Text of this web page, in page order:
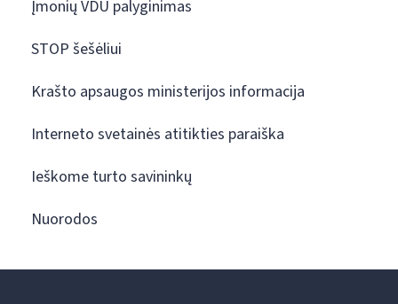
Įmonių VDU palyginimas
STOP šešėliui
Krašto apsaugos ministerijos informacija
Interneto svetainės atitikties paraiška
Ieškome turto savininkų
Nuorodos